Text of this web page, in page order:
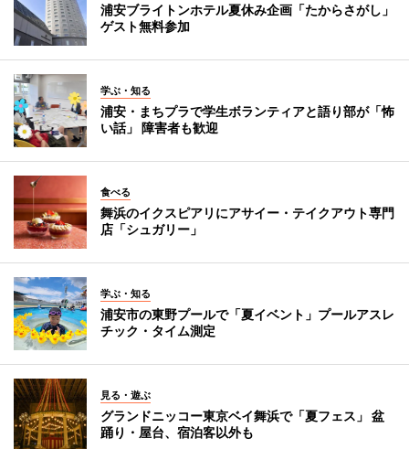
浦安ブライトンホテル夏休み企画「たからさがし」
ゲスト無料参加
学ぶ・知る
浦安・まちプラで学生ボランティアと語り部が「怖
い話」 障害者も歓迎
食べる
舞浜のイクスピアリにアサイー・テイクアウト専門
店「シュガリー」
学ぶ・知る
浦安市の東野プールで「夏イベント」プールアスレ
チック・タイム測定
見る・遊ぶ
グランドニッコー東京ベイ舞浜で「夏フェス」 盆
踊り・屋台、宿泊客以外も